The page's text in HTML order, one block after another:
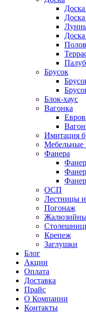
Доска
Доска
Брусок
Блок-хаус
Вагонка
Имитация
Фанера
ОСП
Лестницы
Погонаж
Крепеж
Заглушки
Блог
Акции
Оплата
Доставка
Прайс
О Компании
Контакты